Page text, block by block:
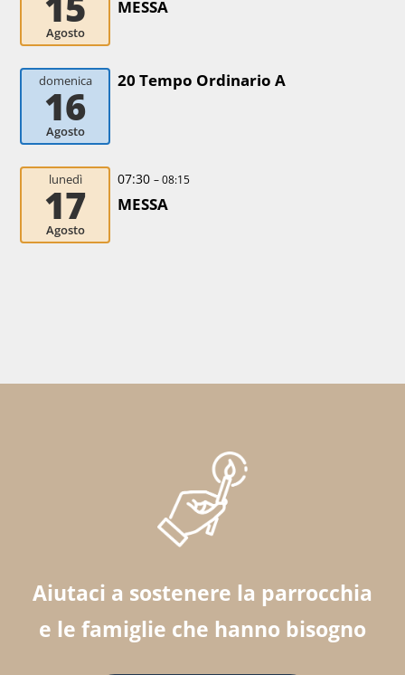
Agosto
MESSA
domenica
16
Agosto
20 Tempo Ordinario A
lunedì
17
Agosto
07:30 – 08:15
MESSA
Aiutaci a sostenere la parrocchia
e le famiglie che hanno bisogno